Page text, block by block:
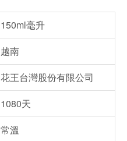
150ml毫升
越南
花王台灣股份有限公司
1080天
常溫